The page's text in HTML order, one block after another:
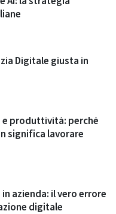
Digitale giusta in
produttività: perché
significa lavorare
azienda: il vero errore
digitale